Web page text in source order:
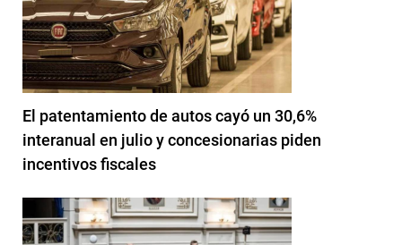
El patentamiento de autos cayó un 30,6%
interanual en julio y concesionarias piden
incentivos fiscales